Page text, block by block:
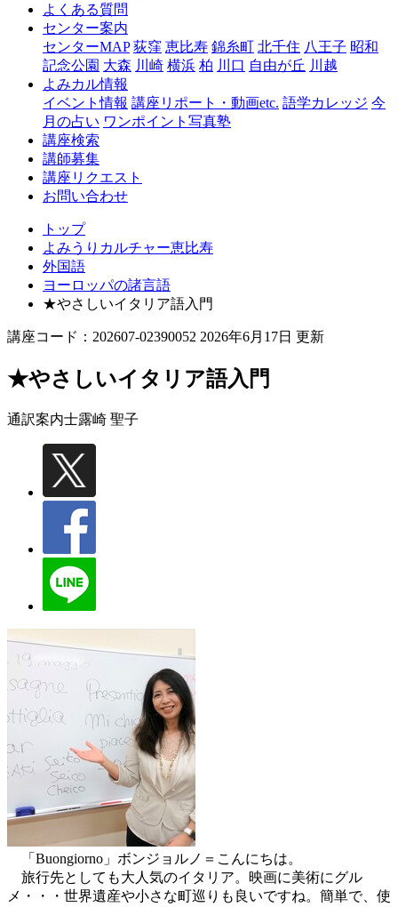
比
よくある質問
センター案内
センターMAP 荻窪 恵比寿 錦糸町 北千住 八王子 昭和
記念公園 大森 川崎 横浜 柏 川口 自由が丘 川越
よみカル情報
イベント情報 講座リポート・動画etc. 語学カレッジ 今
月の占い ワンポイント写真塾
講座検索
講師募集
講座リクエスト
お問い合わせ
トップ
よみうりカルチャー恵比寿
外国語
ヨーロッパの諸言語
★やさしいイタリア語入門
講座コード：202607-02390052 2026年6月17日 更新
★やさしいイタリア語入門
通訳案内士露崎 聖子
「Buongiorno」ボンジョルノ＝こんにちは。
旅行先としても大人気のイタリア。映画に美術にグル
メ・・・世界遺産や小さな町巡りも良いですね。簡単で、使